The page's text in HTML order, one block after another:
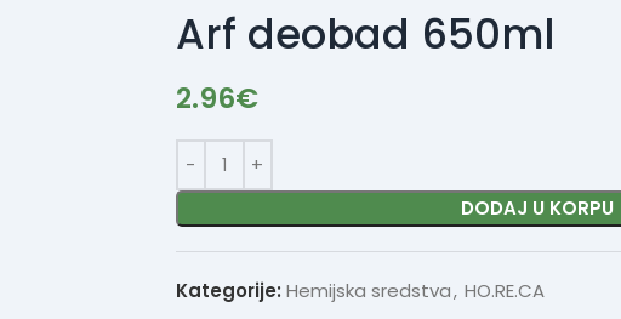
Arf deobad 650ml
2.96€
DODAJ U KORPU
Kategorije: Hemijska sredstva, HO.RE.CA